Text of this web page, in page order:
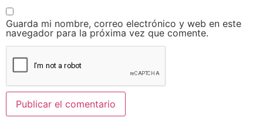
Guarda mi nombre, correo electrónico y web en este
navegador para la próxima vez que comente.